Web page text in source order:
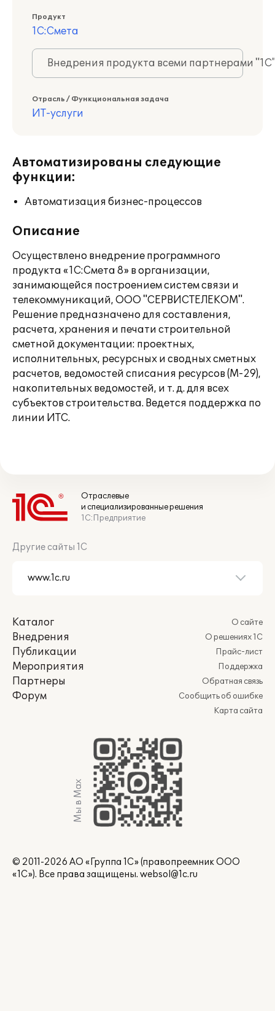
Продукт
1С:Смета
Внедрения продукта всеми партнерами
Отрасль / Функциональная задача
ИТ-услуги
Автоматизированы следующие
функции:
Автоматизация бизнес-процессов
Описание
Осуществлено внедрение программного
продукта «1С:Смета 8» в организации,
занимающейся построением систем связи и
телекоммуникаций, ООО "СЕРВИСТЕЛЕКОМ".
Решение предназначено для составления,
расчета, хранения и печати строительной
сметной документации: проектных,
исполнительных, ресурсных и сводных сметных
расчетов, ведомостей списания ресурсов (М-29),
накопительных ведомостей, и т. д. для всех
субъектов строительства. Ведется поддержка по
линии ИТС.
Отраслевые
и специализированные решения
1С:Предприятие
Другие сайты 1С
Каталог
Внедрения
Публикации
Мероприятия
Партнеры
Форум
О сайте
О решениях 1С
Прайс-лист
Поддержка
Обратная связь
Сообщить об ошибке
Карта сайта
Мы в Max
© 2011-2026 АО «Группа 1С» (правопреемник ООО
«1С»). Все права защищены. websol@1c.ru